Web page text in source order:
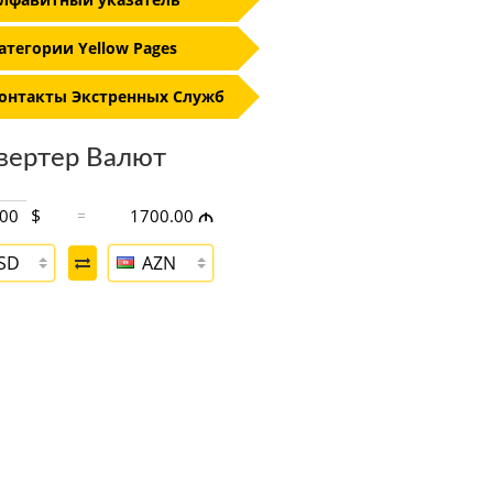
Yellow Pages
Экстренных Служб
Валют
$ = 1700.00 M
AZN